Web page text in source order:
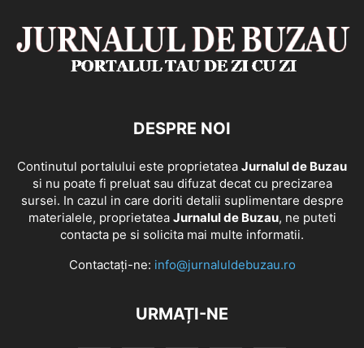
DESPRE NOI
Continutul portalului este proprietatea Jurnalul de Buzau
si nu poate fi preluat sau difuzat decat cu precizarea
sursei. In cazul in care doriti detalii suplimentare despre
materialele, proprietatea Jurnalul de Buzau, ne puteti
contacta pe si solicita mai multe informatii.
Contactați-ne: info@jurnaluldebuzau.ro
URMAȚI-NE